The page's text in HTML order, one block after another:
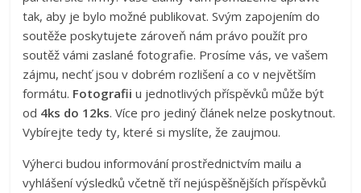
tak, aby je bylo možné publikovat. Svým zapojením do
soutěže poskytujete zároveň nám právo použít pro
soutěž vámi zaslané fotografie. Prosíme vás, ve vašem
zájmu, nechť jsou v dobrém rozlišení a co v největším
formátu. Fotografii u jednotlivých příspěvků může být
od 4ks do 12ks. Více pro jediný článek nelze poskytnout.
Vybírejte tedy ty, které si myslíte, že zaujmou.
Výherci budou informování prostřednictvím mailu a
vyhlášení výsledků včetně tří nejúspěšnějších příspěvků